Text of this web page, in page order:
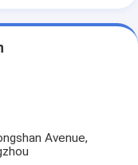
Avenue,